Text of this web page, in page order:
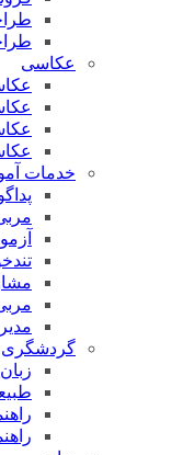
عکاسی
خدمات
گردشگری